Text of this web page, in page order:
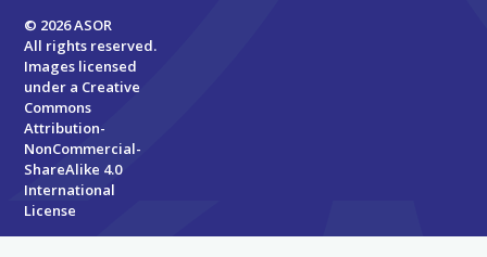
© 2026 ASOR
All rights reserved.
Images licensed
under a Creative
Commons
Attribution-
NonCommercial-
ShareAlike 4.0
International
License